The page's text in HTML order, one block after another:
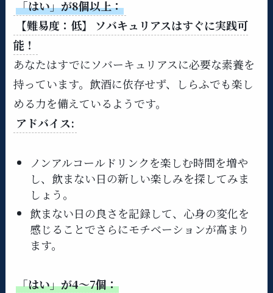
「はい」が8個以上：
【難易度：低】 ソバキュリアスはすぐに実践可
能！
あなたはすでにソバーキュリアスに必要な素養を
持っています。飲酒に依存せず、しらふでも楽し
める力を備えているようです。
アドバイス:
ノンアルコールドリンクを楽しむ時間を増や
し、飲まない日の新しい楽しみを探してみま
しょう。
飲まない日の良さを記録して、心身の変化を
感じることでさらにモチベーションが高まり
ます。
「はい」が4～7個：